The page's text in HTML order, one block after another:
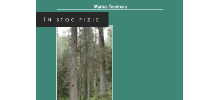
ÎN STOC FIZIC
SELECTEAZĂ OPȚIUNILE